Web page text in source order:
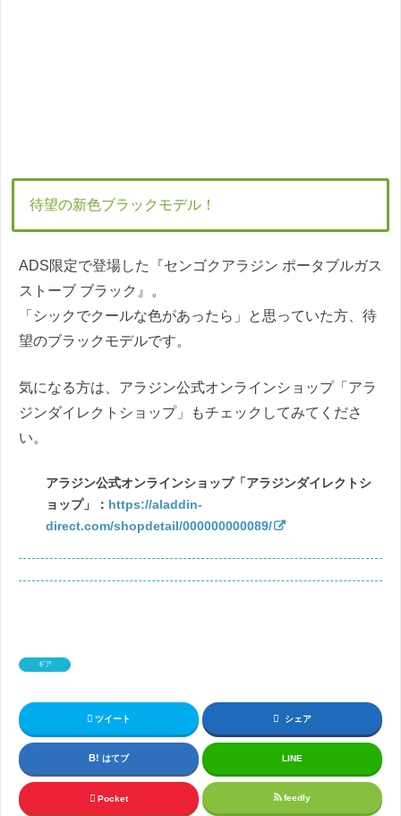
待望の新色ブラックモデル！
ADS限定で登場した『センゴクアラジン ポータブルガス
ストーブ ブラック』。
「シックでクールな色があったら」と思っていた方、待
望のブラックモデルです。
気になる方は、アラジン公式オンラインショップ「アラ
ジンダイレクトショップ」もチェックしてみてくださ
い。
アラジン公式オンラインショップ「アラジンダイレクトシ
ョップ」： https://aladdin-
direct.com/shopdetail/000000000089/
ギア
ツイート シェア
はてブ LINE
Pocket feedly